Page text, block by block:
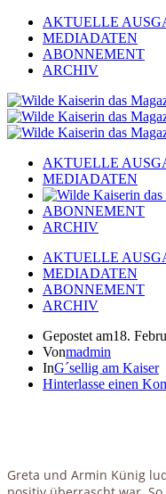
AKTUELLE
MEDIADATEN
ABONNEMENT
ARCHIV
AKTUELLE
MEDIADATEN
ABONNEMENT
ARCHIV
AKTUELLE
MEDIADATEN
ABONNEMENT
ARCHIV
Gepostet am18.
Vonmadmin
InG´sellig am Kaiser
Hinterlasse einen
Greta und Armin Künig